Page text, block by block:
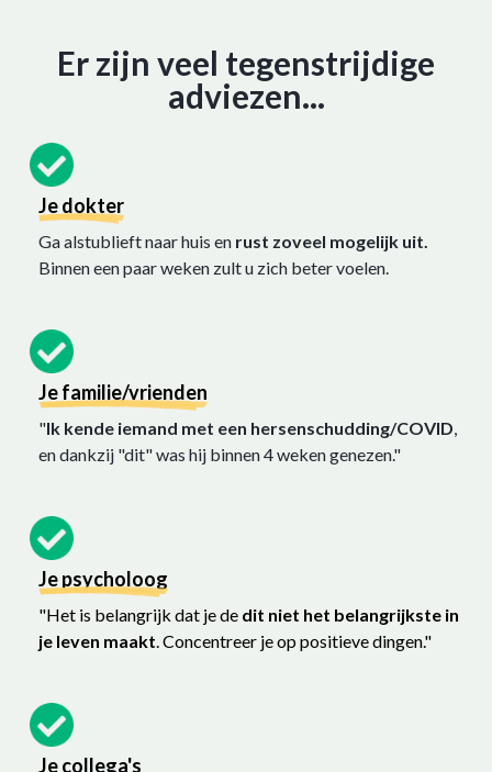
Er zijn veel tegenstrijdige
adviezen...
Je dokter
Ga alstublieft naar huis en rust zoveel mogelijk uit.
Binnen een paar weken zult u zich beter voelen.
Je familie/vrienden
"Ik kende iemand met een hersenschudding/COVID,
en dankzij "dit" was hij binnen 4 weken genezen."
Je psycholoog
"Het is belangrijk dat je de dit niet het belangrijkste in
je leven maakt. Concentreer je op positieve dingen."
Je collega's